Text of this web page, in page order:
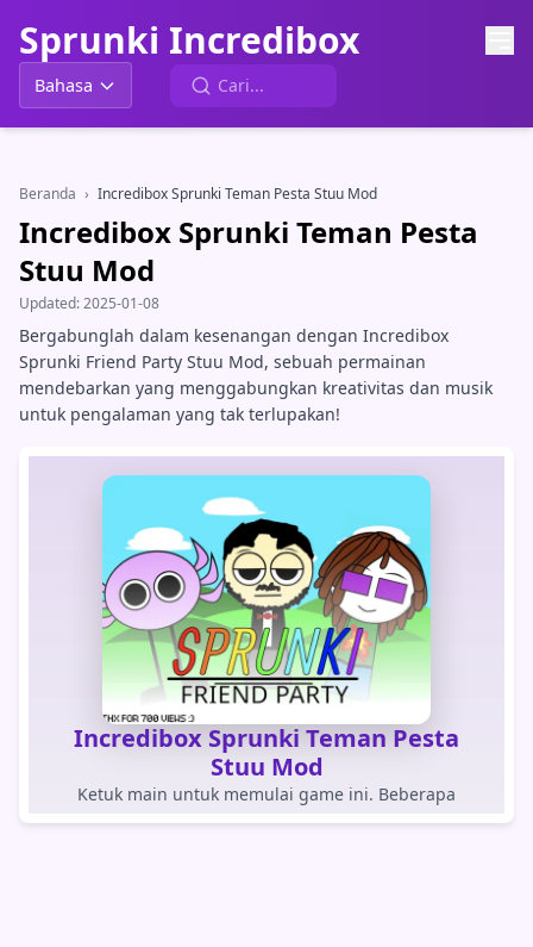
Sprunki Incredibox
Bahasa
Beranda › Incredibox Sprunki Teman Pesta Stuu Mod
Incredibox Sprunki Teman Pesta
Stuu Mod
Updated:2025-01-08
Bergabunglah dalam kesenangan dengan Incredibox
Sprunki Friend Party Stuu Mod, sebuah permainan
mendebarkan yang menggabungkan kreativitas dan musik
untuk pengalaman yang tak terlupakan!
Incredibox Sprunki Teman Pesta
Stuu Mod
Ketuk main untuk memulai game ini. Beberapa
browser dalam aplikasi memblokir game yang dimuat